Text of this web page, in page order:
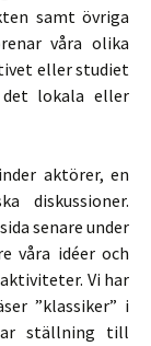
samt övriga
våra olika
eller studiet
lokala eller
aktörer, en
diskussioner.
senare under
våra idéer och
Vi har
”klassiker” i
ställning till